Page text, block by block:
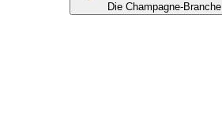
Die Champagne-Branche